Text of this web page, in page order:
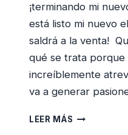
¡terminando mi
está listo mi nuevo
saldrá a la venta!
qué se trata porque
increíblemente
va a generar
LEER MÁS ¡MI